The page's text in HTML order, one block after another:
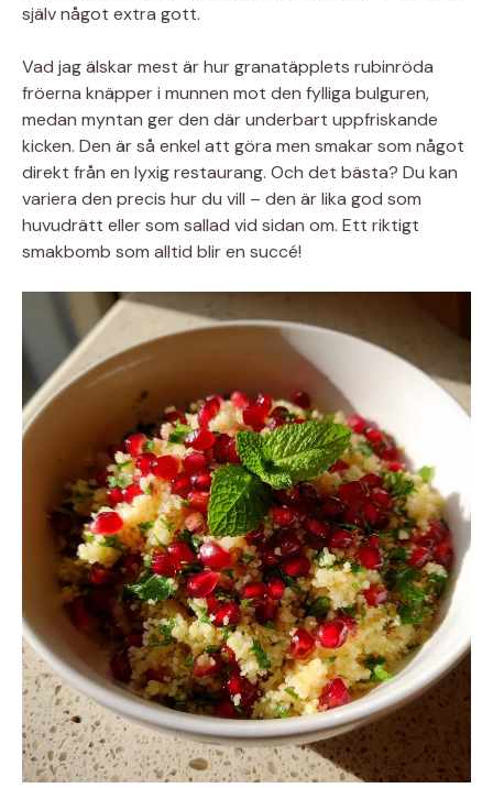
själv något extra gott.
Vad jag älskar mest är hur granatäpplets rubinröda
fröerna knäpper i munnen mot den fylliga bulguren,
medan myntan ger den där underbart uppfriskande
kicken. Den är så enkel att göra men smakar som något
direkt från en lyxig restaurang. Och det bästa? Du kan
variera den precis hur du vill – den är lika god som
huvudrätt eller som sallad vid sidan om. Ett riktigt
smakbomb som alltid blir en succé!